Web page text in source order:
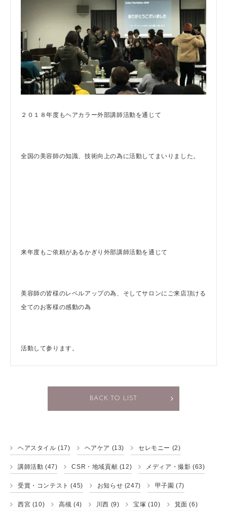
２０１８年度もヘアカラー外部講師活動を通じて
全国の美容師の知識、技術向上の為に活動してまいりました。
来年度もご依頼があるかぎり外部講師活動を通じて
美容師の皆様のレベルアップの為、そしてサロンにご来店頂ける
全てのお客様の感動の為
活動して参ります。
BACK TO LIST
ヘアスタイル (17) ヘアケア (13) セレモニー (2)
講師活動 (47) CSR・地域貢献 (12) メディア・撮影 (63)
受賞・コンテスト (45) お知らせ (247) 甲子園 (7)
西宮 (10) 高槻 (4) 川西 (9) 宝塚 (10) 箕面 (6)